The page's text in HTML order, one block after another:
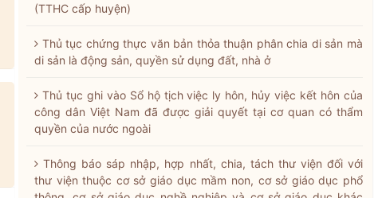
(TTHC cấp huyện)
Thủ tục chứng thực văn bản thỏa thuận phân chia di sản mà
di sản là động sản, quyền sử dụng đất, nhà ở
Thủ tục ghi vào Sổ hộ tịch việc ly hôn, hủy việc kết hôn của
công dân Việt Nam đã được giải quyết tại cơ quan có thẩm
quyền của nước ngoài
Thông báo sáp nhập, hợp nhất, chia, tách thư viện đối với
thư viện thuộc cơ sở giáo dục mầm non, cơ sở giáo dục phổ